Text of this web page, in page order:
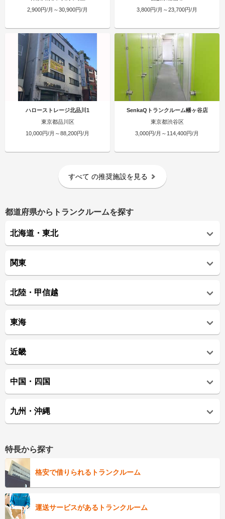
2,900円/月～30,900円/月
3,800円/月～23,700円/月
ハローストレージ北品川1
東京都品川区
10,000円/月～88,200円/月
SenkaQトランクルーム幡ヶ谷店
東京都渋谷区
3,000円/月～114,400円/月
すべて の推奨施設を見る
都道府県からトランクルームを探す
北海道・東北
関東
北陸・甲信越
東海
近畿
中国・四国
九州・沖縄
特長から探す
格安で借りられるトランクルーム
運送サービスがあるトランクルーム